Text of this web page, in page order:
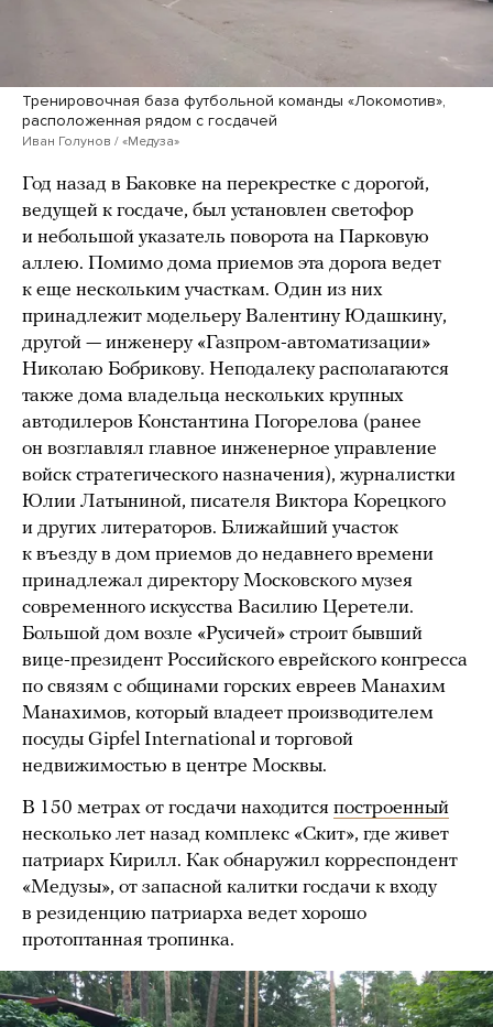
Тренировочная база футбольной команды «Локомотив»,
расположенная рядом с госдачей
Иван Голунов / «Медуза»
Год назад в Баковке на перекрестке с дорогой,
ведущей к госдаче, был установлен светофор
и небольшой указатель поворота на Парковую
аллею. Помимо дома приемов эта дорога ведет
к еще нескольким участкам. Один из них
принадлежит модельеру Валентину Юдашкину,
другой — инженеру «Газпром-автоматизации»
Николаю Бобрикову. Неподалеку располагаются
также дома владельца нескольких крупных
автодилеров Константина Погорелова (ранее
он возглавлял главное инженерное управление
войск стратегического назначения), журналистки
Юлии Латыниной, писателя Виктора Корецкого
и других литераторов. Ближайший участок
к въезду в дом приемов до недавнего времени
принадлежал директору Московского музея
современного искусства Василию Церетели.
Большой дом возле «Русичей» строит бывший
вице-президент Российского еврейского конгресса
по связям с общинами горских евреев Манахим
Манахимов, который владеет производителем
посуды Gipfel International и торговой
недвижимостью в центре Москвы.
В 150 метрах от госдачи находится построенный
несколько лет назад комплекс «Скит», где живет
патриарх Кирилл. Как обнаружил корреспондент
«Медузы», от запасной калитки госдачи к входу
в резиденцию патриарха ведет хорошо
протоптанная тропинка.